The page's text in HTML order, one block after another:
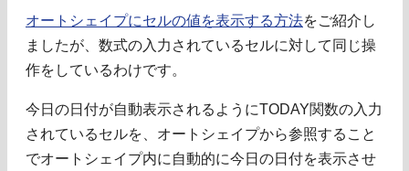
オートシェイプにセルの値を表示する方法をご紹介し
ましたが、数式の入力されているセルに対して同じ操
作をしているわけです。
今日の日付が自動表示されるようにTODAY関数の入力
されているセルを、オートシェイプから参照すること
でオートシェイプ内に自動的に今日の日付を表示させ